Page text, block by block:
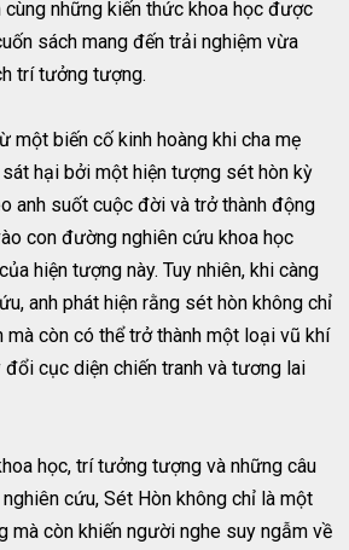
cùng những kiến thức khoa học được
sách mang đến trải nghiệm vừa
trí tưởng tượng.
một biến cố kinh hoàng khi cha mẹ
hại bởi một hiện tượng sét hòn kỳ
anh suốt cuộc đời và trở thành động
con đường nghiên cứu khoa học
hiện tượng này. Tuy nhiên, khi càng
anh phát hiện rằng sét hòn không chỉ
mà còn có thể trở thành một loại vũ khí
cục diện chiến tranh và tương lai
học, trí tưởng tượng và những câu
cứu, Sét Hòn không chỉ là một
mà còn khiến người nghe suy ngẫm về